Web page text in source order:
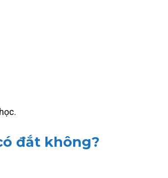
đắt không?